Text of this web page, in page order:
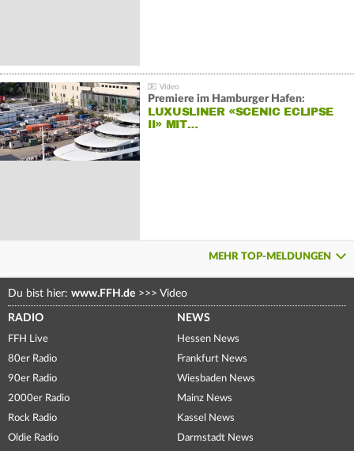
Premiere im Hamburger Hafen:
LUXUSLINER «SCENIC ECLIPSE
II» MIT…
MEHR TOP-MELDUNGEN
Du bist hier: www.FFH.de >>> Video
RADIO
FFH Live
80er Radio
90er Radio
2000er Radio
Rock Radio
Oldie Radio
NEWS
Hessen News
Frankfurt News
Wiesbaden News
Mainz News
Kassel News
Darmstadt News